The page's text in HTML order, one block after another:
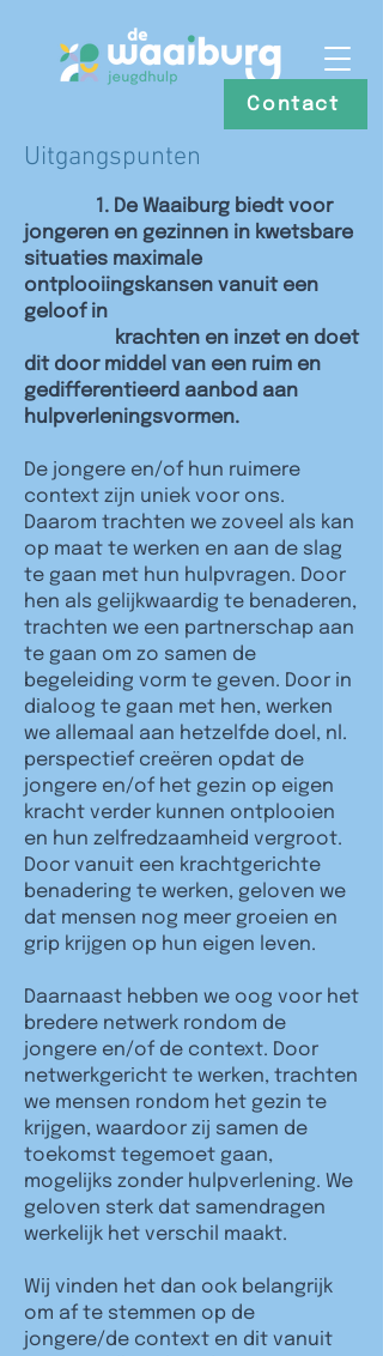
Contact
Uitgangspunten
1. De Waaiburg biedt voor
jongeren en gezinnen in kwetsbare
situaties maximale
ontplooiingskansen vanuit een
geloof in
krachten en inzet en doet
dit door middel van een ruim en
gedifferentieerd aanbod aan
hulpverleningsvormen.
De jongere en/of hun ruimere
context zijn uniek voor ons.
Daarom trachten we zoveel als kan
op maat te werken en aan de slag
te gaan met hun hulpvragen. Door
hen als gelijkwaardig te benaderen,
trachten we een partnerschap aan
te gaan om zo samen de
begeleiding vorm te geven. Door in
dialoog te gaan met hen, werken
we allemaal aan hetzelfde doel, nl.
perspectief creëren opdat de
jongere en/of het gezin op eigen
kracht verder kunnen ontplooien
en hun zelfredzaamheid vergroot.
Door vanuit een krachtgerichte
benadering te werken, geloven we
dat mensen nog meer groeien en
grip krijgen op hun eigen leven.
Daarnaast hebben we oog voor het
bredere netwerk rondom de
jongere en/of de context. Door
netwerkgericht te werken, trachten
we mensen rondom het gezin te
krijgen, waardoor zij samen de
toekomst tegemoet gaan,
mogelijks zonder hulpverlening. We
geloven sterk dat samendragen
werkelijk het verschil maakt.
Wij vinden het dan ook belangrijk
om af te stemmen op de
jongere/de context en dit vanuit